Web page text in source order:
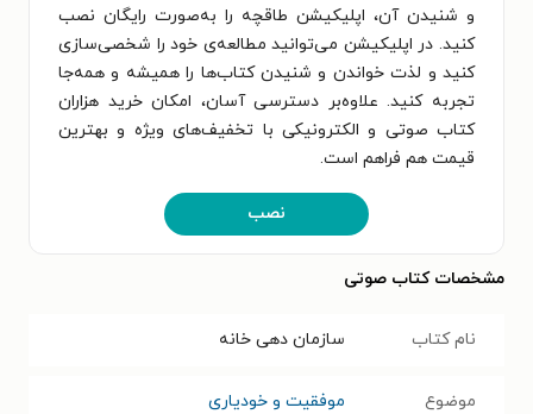
و شنیدن آن، اپلیکیشن طاقچه را به‌صورت رایگان نصب
کنید. در اپلیکیشن می‌توانید مطالعه‌ی خود را شخصی‌سازی
کنید و لذت خواندن و شنیدن کتاب‌ها را همیشه و همه‌جا
تجربه کنید. علاوه‌بر دسترسی آسان، امکان خرید هزاران
کتاب صوتی و الکترونیکی با تخفیف‌های ویژه و بهترین
قیمت هم فراهم است.
نصب
مشخصات کتاب صوتی
نام کتاب سازمان دهی خانه
موضوع موفقیت و خودیاری